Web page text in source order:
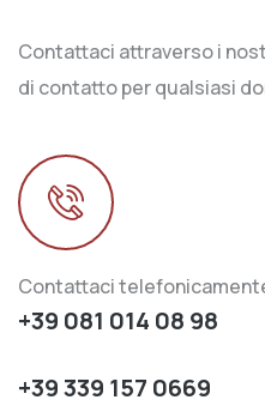
Contattaci attraverso i
di contatto per qualsiasi
Contattaci
+39 081 014 08 98
+39 339 157 0669